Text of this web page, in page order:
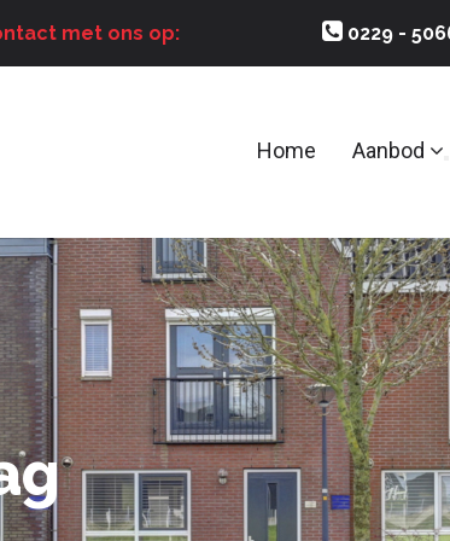
met ons op: 0229 -
Home Aanbod